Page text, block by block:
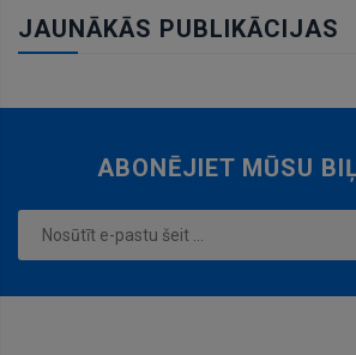
JAUNĀKĀS PUBLIKĀCIJAS
ABONĒJIET MŪSU